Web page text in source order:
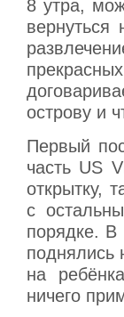
8 утра,
острову и
Первый
часть US
открытку,
с
порядке. В
поднялись
на
ничего